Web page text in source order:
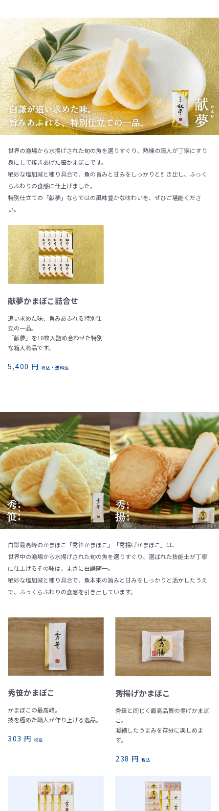
世界の漁場から水揚げされた旬の魚を選りすぐり、熟練の職人が丁寧にすり
身にして焼きあげた笹かまぼこです。
絶妙な塩加減と練り具合で、魚の旨みと甘みをしっかりと引き出し、ふっく
らふわりの食感に仕上げました。
特別仕立ての「献夢」ならではの風味豊かな味わいを、ぜひご堪能くださ
い。
献夢かまぼこ詰合せ
追い求めた味、旨みあふれる特別仕
立の一品。
「献夢」を10枚入詰め合わせた特別
な箱入商品です。
5,400 円 税込・送料込
白謙最高峰のかまぼこ「秀笹かまぼこ」「秀揚げかまぼこ」は、
世界中の漁場から水揚げされた旬の魚を選りすぐり、選ばれた技能士が丁寧
に仕上げるその味は、まさに白謙随一。
絶妙な塩加減と練り具合で、魚本来の旨みと甘みをしっかりと活かしたうえ
で、ふっくらふわりの食感を引き出しています。
秀笹かまぼこ
かまぼこの最高峰。
技を極めた職人が作り上げる逸品。
303 円 税込
秀揚げかまぼこ
秀笹と同じく最高品質の揚げかまぼ
こ。
凝縮したうまみを存分に楽しめま
す。
238 円税込